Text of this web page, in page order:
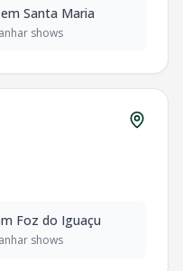
em Santa Maria
shows
Foz do Iguaçu
shows